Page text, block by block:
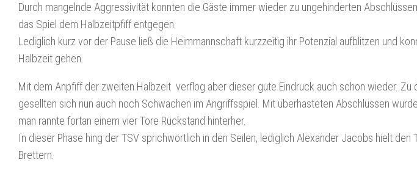
Durch mangelnde Aggressivität konnten die Gäste immer wieder zu ungehinderten
das Spiel dem Halbzeitpfiff entgegen.
Lediglich kurz vor der Pause ließ die Heimmannschaft kurzzeitig ihr Potenzial aufblitzen und
Halbzeit gehen.
Mit dem Anpfiff der zweiten Halbzeit verflog aber dieser gute Eindruck auch schon wieder. Zu
gesellten sich nun auch noch Schwächen im Angriffsspiel. Mit überhasteten Abschlüssen
man rannte fortan einem vier Tore Rückstand hinterher.
In dieser Phase hing der TSV sprichwörtlich in den Seilen, lediglich Alexander Jacobs hielt den
Brettern.